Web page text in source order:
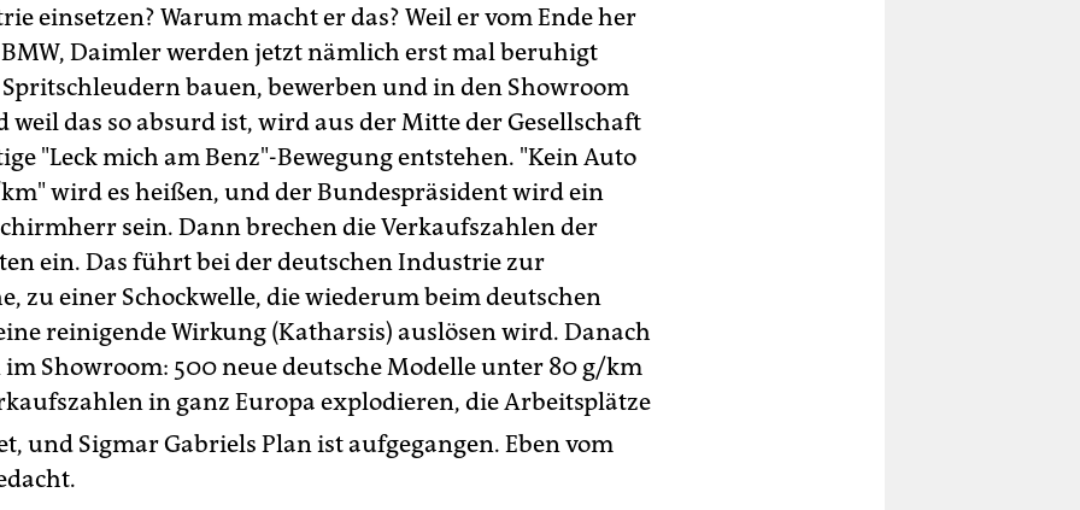
einsetzen? Warum macht er das? Weil er vom Ende her
Daimler werden jetzt nämlich erst mal beruhigt
bauen, bewerben und in den Showroom
weil das so absurd ist, wird aus der Mitte der Gesellschaft
"Leck mich am Benz"-Bewegung entstehen. "Kein Auto
wird es heißen, und der Bundespräsident wird ein
sein. Dann brechen die Verkaufszahlen der
ein. Das führt bei der deutschen Industrie zur
zu einer Schockwelle, die wiederum beim deutschen
reinigende Wirkung (Katharsis) auslösen wird. Danach
im Showroom: 500 neue deutsche Modelle unter 80 g/km
in ganz Europa explodieren, die Arbeitsplätze
und Sigmar Gabriels Plan ist aufgegangen. Eben vom